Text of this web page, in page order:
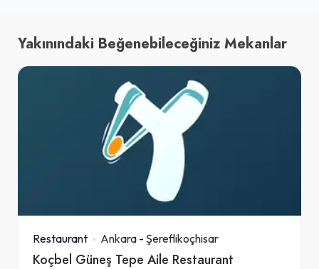
Yakınındaki Beğenebileceğiniz Mekanlar
Restaurant Ankara - Şereflikoçhisar
Koçbel Güneş Tepe Aile Restaurant